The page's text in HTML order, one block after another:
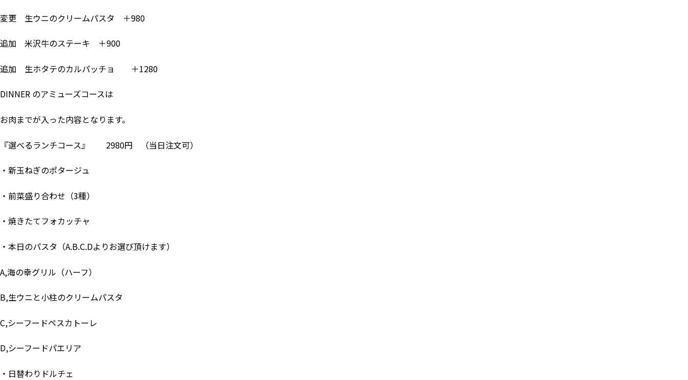
変更 生ウニのクリームパスタ ＋980
追加 米沢牛のステーキ ＋900
追加 生ホタテのカルパッチョ ＋1280
DINNER のアミューズコースは
お肉までが入った内容となります。
『選べるランチコース』 2980円 （当日注文可）
・新玉ねぎのポタージュ
・前菜盛り合わせ（3種）
・焼きたてフォカッチャ
・本日のパスタ（A.B.C.Dよりお選び頂けます）
A,海の幸グリル（ハーフ）
B,生ウニと小柱のクリームパスタ
C,シーフードペスカトーレ
D,シーフードパエリア
・日替わりドルチェ